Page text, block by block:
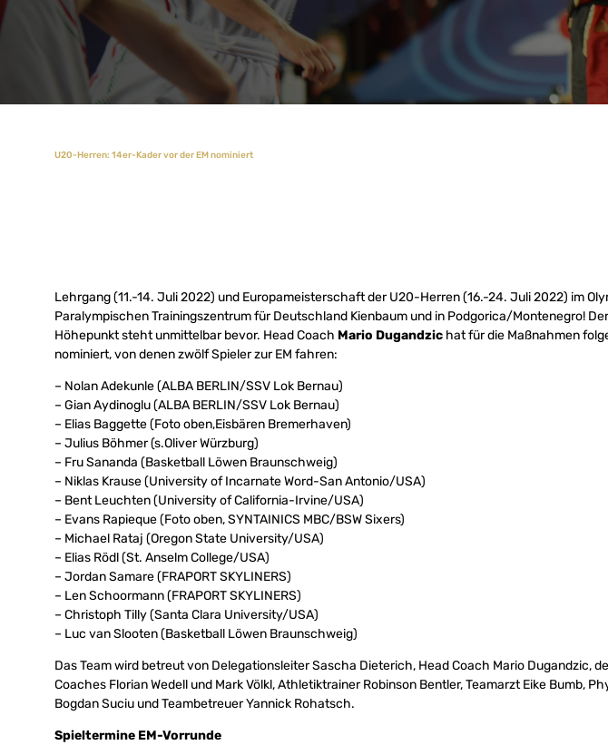
U20-Herren: 14er-Kader vor der EM nominiert
Lehrgang (11.-14. Juli 2022) und Europameisterschaft der U20-Herren (16.-24. Juli 2022) im
Paralympischen Trainingszentrum für Deutschland Kienbaum und in Podgorica/Montenegro!
Höhepunkt steht unmittelbar bevor. Head Coach Mario Dugandzic hat für die Maßnahmen
nominiert, von denen zwölf Spieler zur EM fahren:
– Nolan Adekunle (ALBA BERLIN/SSV Lok Bernau)
– Gian Aydinoglu (ALBA BERLIN/SSV Lok Bernau)
– Elias Baggette (Foto oben,Eisbären Bremerhaven)
– Julius Böhmer (s.Oliver Würzburg)
– Fru Sananda (Basketball Löwen Braunschweig)
– Niklas Krause (University of Incarnate Word-San Antonio/USA)
– Bent Leuchten (University of California-Irvine/USA)
– Evans Rapieque (Foto oben, SYNTAINICS MBC/BSW Sixers)
– Michael Rataj (Oregon State University/USA)
– Elias Rödl (St. Anselm College/USA)
– Jordan Samare (FRAPORT SKYLINERS)
– Len Schoormann (FRAPORT SKYLINERS)
– Christoph Tilly (Santa Clara University/USA)
– Luc van Slooten (Basketball Löwen Braunschweig)
Das Team wird betreut von Delegationsleiter Sascha Dieterich, Head Coach Mario Dugandzic,
Coaches Florian Wedell und Mark Völkl, Athletiktrainer Robinson Bentler, Teamarzt Eike Bumb,
Bogdan Suciu und Teambetreuer Yannick Rohatsch.
Spieltermine EM-Vorrunde